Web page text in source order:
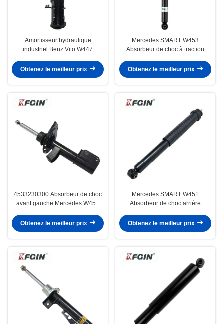
Amortisseur hydraulique
industriel Benz Vito W447
avant
Obtenez le meilleur prix
Mercedes SMART W453
Absorbeur de choc à traction
hydraulique
Obtenez le meilleur prix
4533230300 Absorbeur de choc
avant gauche Mercedes W453
Obtenez le meilleur prix
Mercedes SMART W451
Absorbeur de choc arrière
Léger
Obtenez le meilleur prix